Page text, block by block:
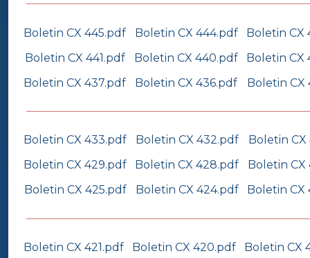
Boletin CX 445.pdf Boletin CX 444.pdf
Boletin CX
Boletin CX 441.pdf
Boletin CX 440.pdf
Boletin CX
Boletin CX 437.pdf
Boletin CX 436.pdf Boletin CX
Boletin CX 433.pdf Boletin CX 432.pdf
Boletin CX
Boletin CX 429.pdf
Boletin CX 428.pdf
Boletin CX
Boletin CX 425.pdf
Boletin CX 424.pdf Boletin CX
Boletin CX 421.pdf Boletin CX 420.pdf
Boletin CX